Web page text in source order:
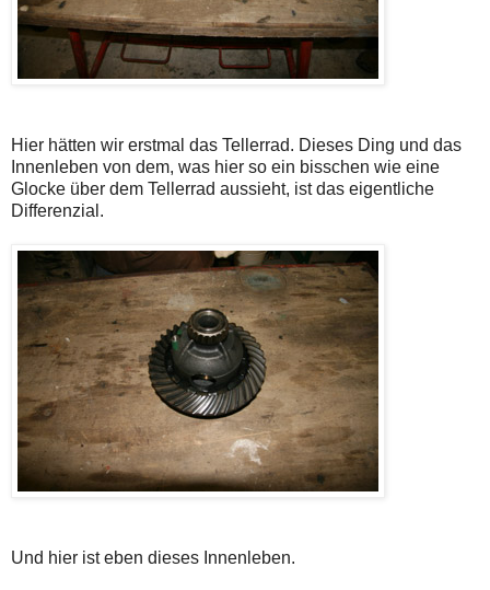
Hier hätten wir erstmal das Tellerrad. Dieses Ding und das
Innenleben von dem, was hier so ein bisschen wie eine
Glocke über dem Tellerrad aussieht, ist das eigentliche
Differenzial.
Und hier ist eben dieses Innenleben.